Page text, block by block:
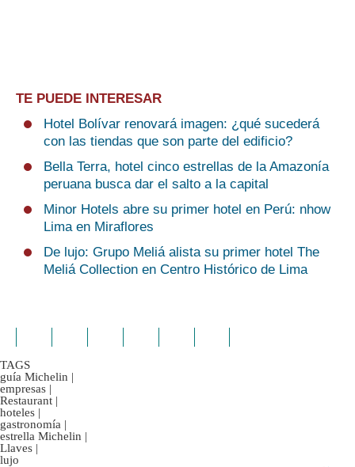
TE PUEDE INTERESAR
Hotel Bolívar renovará imagen: ¿qué sucederá
con las tiendas que son parte del edificio?
Bella Terra, hotel cinco estrellas de la Amazonía
peruana busca dar el salto a la capital
Minor Hotels abre su primer hotel en Perú: nhow
Lima en Miraflores
De lujo: Grupo Meliá alista su primer hotel The
Meliá Collection en Centro Histórico de Lima
TAGS
guía Michelin |
empresas |
Restaurant |
hoteles |
gastronomía |
estrella Michelin |
Llaves |
lujo